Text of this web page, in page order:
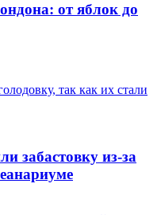
от яблок до
забастовку из-за